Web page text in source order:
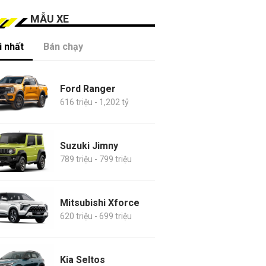
MẪU XE
nhất Bán chạy
Ford Ranger
616 triệu - 1,202 tỷ
Suzuki Jimny
789 triệu - 799 triệu
Mitsubishi Xforce
620 triệu - 699 triệu
Kia Seltos